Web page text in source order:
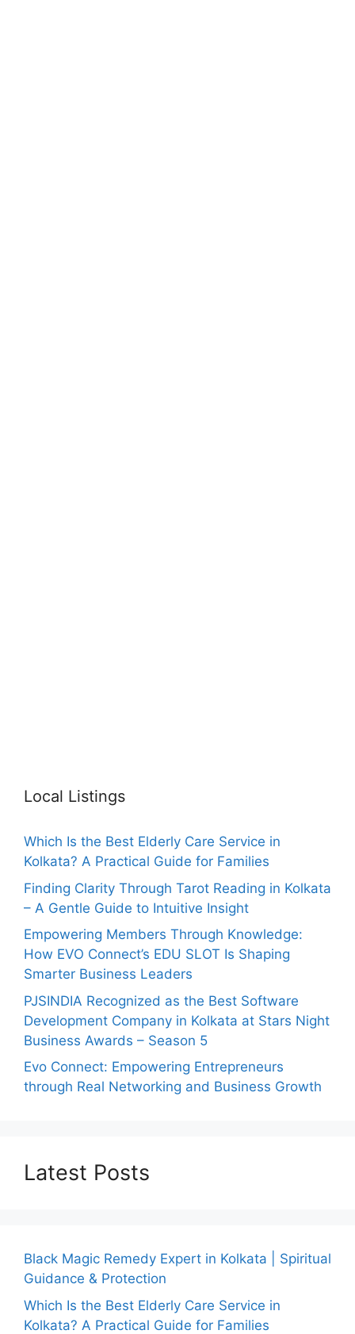
Local Listings
Which Is the Best Elderly Care Service in
Kolkata? A Practical Guide for Families
Finding Clarity Through Tarot Reading in Kolkata
– A Gentle Guide to Intuitive Insight
Empowering Members Through Knowledge:
How EVO Connect’s EDU SLOT Is Shaping
Smarter Business Leaders
PJSINDIA Recognized as the Best Software
Development Company in Kolkata at Stars Night
Business Awards – Season 5
Evo Connect: Empowering Entrepreneurs
through Real Networking and Business Growth
Latest Posts
Black Magic Remedy Expert in Kolkata | Spiritual
Guidance & Protection
Which Is the Best Elderly Care Service in
Kolkata? A Practical Guide for Families